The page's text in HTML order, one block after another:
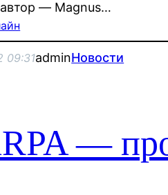
— Magnus…
09:31adminНовости
—